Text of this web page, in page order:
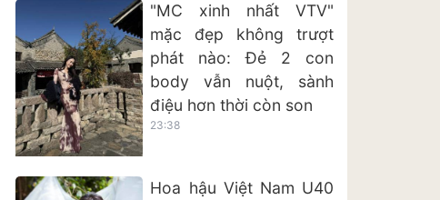
"MC xinh nhất VTV"
mặc đẹp không trượt
phát nào: Đẻ 2 con
body vẫn nuột, sành
điệu hơn thời còn son
23:38
Hoa hậu Việt Nam U40